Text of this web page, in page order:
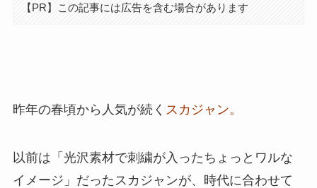
【PR】この記事には広告を含む場合があります
昨年の春頃から人気が続く スカジャン。
以前は「光沢素材で刺繍が入ったちょっとワルな
イメージ」だったスカジャンが、時代に合わせて